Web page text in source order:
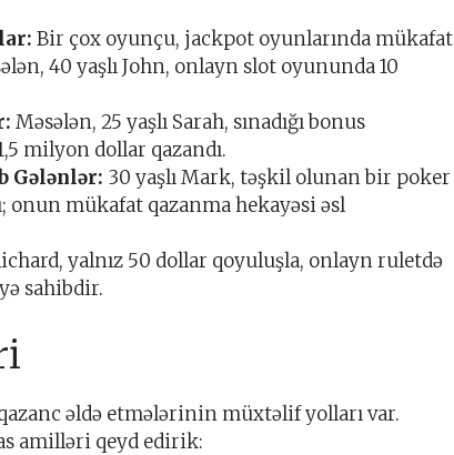
Bir çox oyunçu, jackpot oyunlarında mükafat
40 yaşlı John, onlayn slot oyununda 10
Məsələn, 25 yaşlı Sarah, sınadığı bonus
milyon dollar qazandı.
Gələnlər: 30 yaşlı Mark, təşkil olunan bir poker
mükafat qazanma hekayəsi əsl
yalnız 50 dollar qoyuluşla, onlayn ruletdə
sahibdir.
əldə etmələrinin müxtəlif yolları var.
amilləri qeyd edirik: